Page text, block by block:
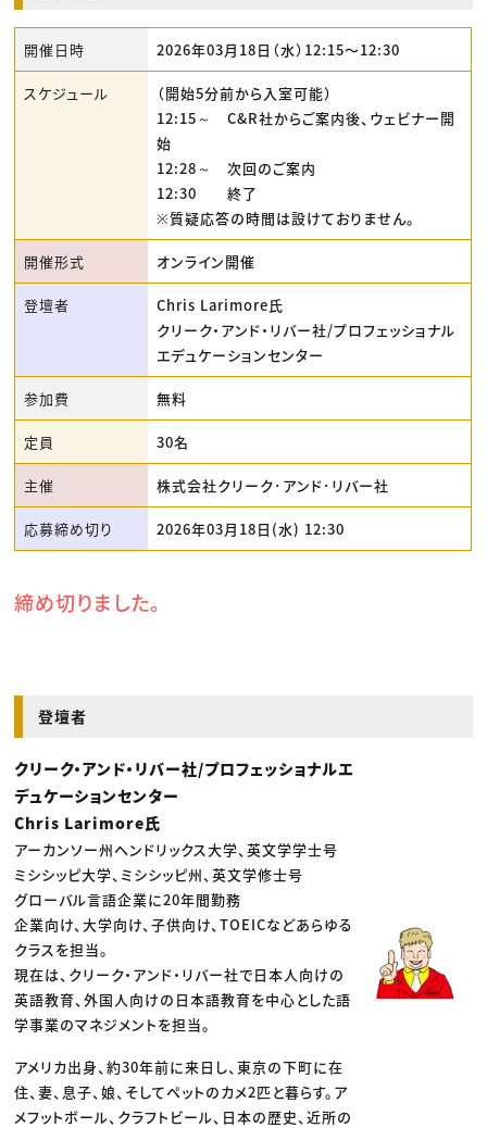
開催日時 2026年03月18日（水）12:15〜12:30
スケジュール
（開始5分前から入室可能）
12:15～ C&R社からご案内後、ウェビナー開
始
12:28～ 次回のご案内
12:30 終了
※質疑応答の時間は設けておりません。
開催形式 オンライン開催
登壇者
Chris Larimore氏
クリーク・アンド・リバー社/プロフェッショナル
エデュケーションセンター
参加費 無料
定員 30名
主催 株式会社クリーク･アンド･リバー社
応募締め切り 2026年03月18日(水) 12:30
締め切りました。
登壇者
クリーク・アンド・リバー社/プロフェッショナルエ
デュケーションセンター
Chris Larimore氏
アーカンソー州ヘンドリックス大学、英文学学士号
ミシシッピ大学、ミシシッピ州、英文学修士号
グローバル言語企業に20年間勤務
企業向け、大学向け、子供向け、TOEICなどあらゆる
クラスを担当。
現在は、クリーク・アンド・リバー社で日本人向けの
英語教育、外国人向けの日本語教育を中心とした語
学事業のマネジメントを担当。
アメリカ出身、約30年前に来日し、東京の下町に在
住、妻、息子、娘、そしてペットのカメ2匹と暮らす。ア
メフットボール、クラフトビール、日本の歴史、近所の